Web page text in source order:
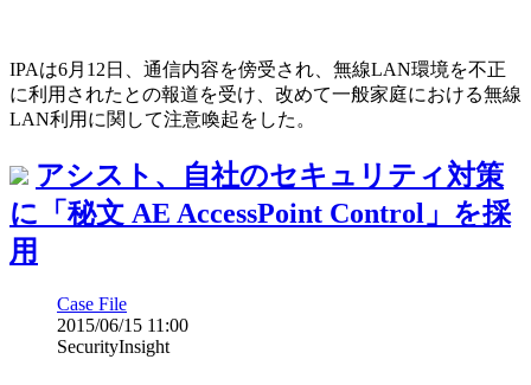
IPAは6月12日、通信内容を傍受され、無線LAN環境を不正
に利用されたとの報道を受け、改めて一般家庭における無線
LAN利用に関して注意喚起をした。
アシスト、自社のセキュリティ対策
に「秘文 AE AccessPoint Control」を採
用
Case File
2015/06/15 11:00
SecurityInsight